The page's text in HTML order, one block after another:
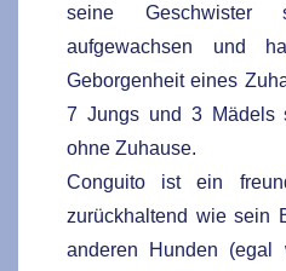
seine
aufgewachsen und
Geborgenheit eines
7 Jungs und 3 Mädels
ohne Zuhause.
Conguito ist ein
zurückhaltend wie sein
anderen Hunden